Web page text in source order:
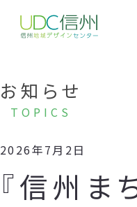
お知らせ
TOPICS
2026年7月2日
『信州ま